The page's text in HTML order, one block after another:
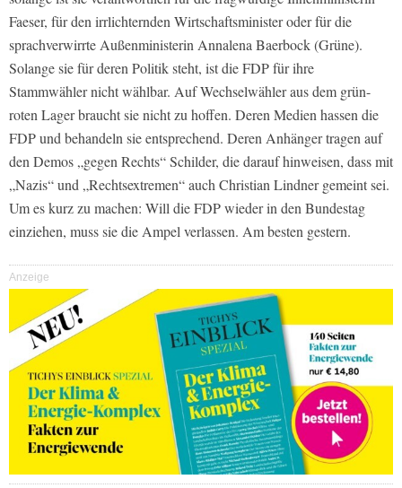
Faeser, für den irrlichternden Wirtschaftsminister oder für die
sprachverwirrte Außenministerin Annalena Baerbock (Grüne).
Solange sie für deren Politik steht, ist die FDP für ihre
Stammwähler nicht wählbar. Auf Wechselwähler aus dem grün-
roten Lager braucht sie nicht zu hoffen. Deren Medien hassen die
FDP und behandeln sie entsprechend. Deren Anhänger tragen auf
den Demos „gegen Rechts“ Schilder, die darauf hinweisen, dass mit
„Nazis“ und „Rechtsextremen“ auch Christian Lindner gemeint sei.
Um es kurz zu machen: Will die FDP wieder in den Bundestag
einziehen, muss sie die Ampel verlassen. Am besten gestern.
Anzeige